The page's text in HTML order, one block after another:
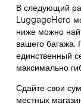
В следующий
LuggageHero
ниже можно
вашего
единственный
максимально
Сдайте свои
местных